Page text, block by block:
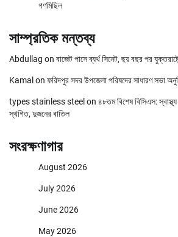
গণমিছিল
সাম্প্রতিক মন্তব্য
Abdullag on বাজেট পাসে ব্যর্থ সিনেট, ছয় বছর পর
Kamal on ফরিদপুর সদর উপজেলা পরিষদের সাধারণ সভা
types stainless steel on ৪৮তম বিশেষ বিসিএস:
স্থগিত, দুজনের বাতিল
সংরক্ষণাগার
August 2026
July 2026
June 2026
May 2026